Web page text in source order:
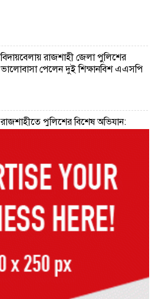
বিদায়বেলায় রাজশাহী জেলা পুলিশের
ভালোবাসা পেলেন দুই শিক্ষানবিশ এএসপি
রাজশাহীতে পুলিশের বিশেষ অভিযান:
নদীদূষণ রোধে সমন্বিত পদক্ষেপ গ্রহণে
উদ্যোক্তাকে সম্মাননা দিলেন সিটি প্রশাসক